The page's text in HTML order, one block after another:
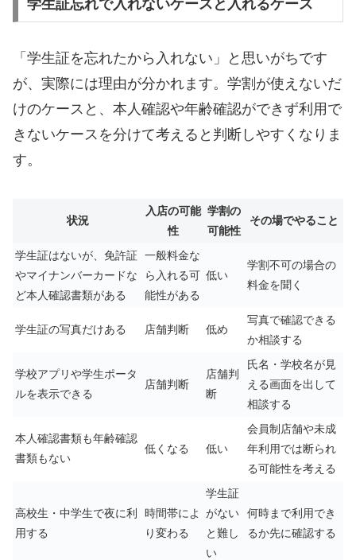
学生証忘れで入れないケースと入れるケース
「学生証を忘れたから入れない」と思いがちです
が、実際には理由が分かれます。学割が使えないだ
けのケースと、本人確認や年齢確認ができず利用で
きないケースを分けて考えると判断しやすくなりま
す。
状況
入店の可能
性
学割の
可能性
その場でやること
学生証はないが、免許証
やマイナンバーカードな
ど本人確認書類がある
一般料金な
ら入れる可
能性がある
低い
学割不可の場合の
料金を聞く
学生証の写真だけある 店舗判断 低め
写真で確認できる
か相談する
学校アプリや学生ポータ
ルを表示できる
店舗判断
店舗判
断
氏名・学校名が見
える画面を出して
相談する
本人確認書類も年齢確認
書類もない
低くなる 低い
会員制店舗や未成
年利用では断られ
る可能性を考える
高校生・中学生で夜に利
用する
時間帯によ
り変わる
学生証
がない
と難し
い
何時まで利用でき
るか先に確認する